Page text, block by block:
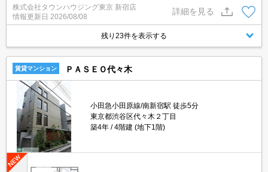
株式会社タウンハウジング東京 新宿店
情報更新日 2026/08/08
詳細を見る
残り23件を表示する
賃貸マンション ＰＡＳＥＯ代々木
小田急小田原線/南新宿駅 徒歩5分
東京都渋谷区代々木２丁目
築4年
4階建 (地下1階)